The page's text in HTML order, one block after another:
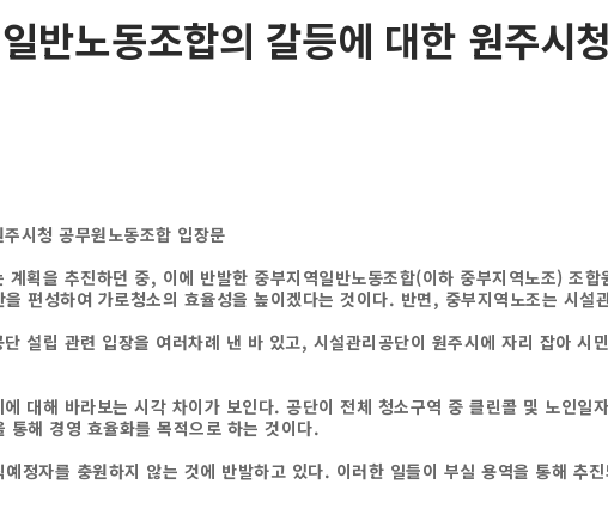
반노동조합의 갈등에 대한 원주시
시청 공무원노동조합 입장문
계획을 추진하던 중, 이에 반발한 중부지역일반노동조합(이하 중부지역노조) 조합
편성하여 가로청소의 효율성을 높이겠다는 것이다. 반면, 중부지역노조는 시설
설립 관련 입장을 여러차례 낸 바 있고, 시설관리공단이 원주시에 자리 잡아 시
대해 바라보는 시각 차이가 보인다. 공단이 전체 청소구역 중 클린콜 및 노인일
통해 경영 효율화를 목적으로 하는 것이다.
정자를 충원하지 않는 것에 반발하고 있다. 이러한 일들이 부실 용역을 통해 추